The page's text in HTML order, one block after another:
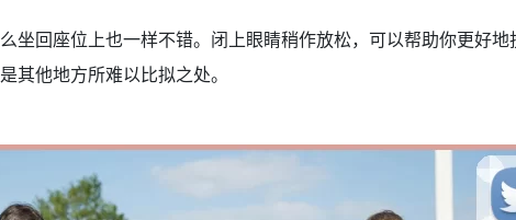
坐回座位上也一样不错。闭上眼睛稍作放松，可以帮助你更好
其他地方所难以比拟之处。